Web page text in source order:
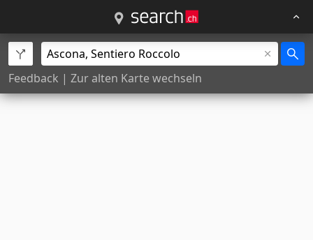
Feedback | Zur alten Karte wechseln